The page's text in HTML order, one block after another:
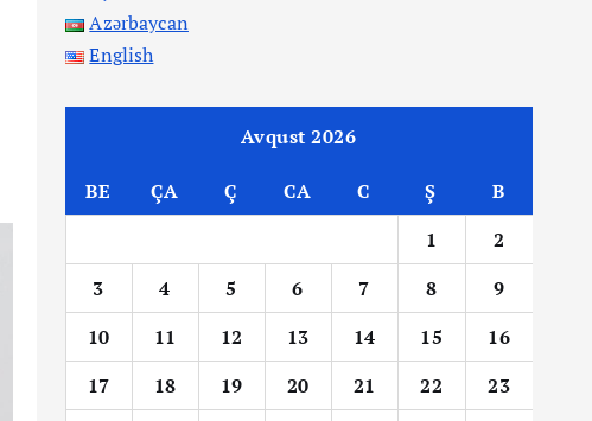
Azərbaycan
English
Avqust 2026
BE ÇA Ç CA C Ş
B
1
2
3
4 5 6 7 8
9
10
11 12 13 14 15
16
17
18 19 20 21 22
23